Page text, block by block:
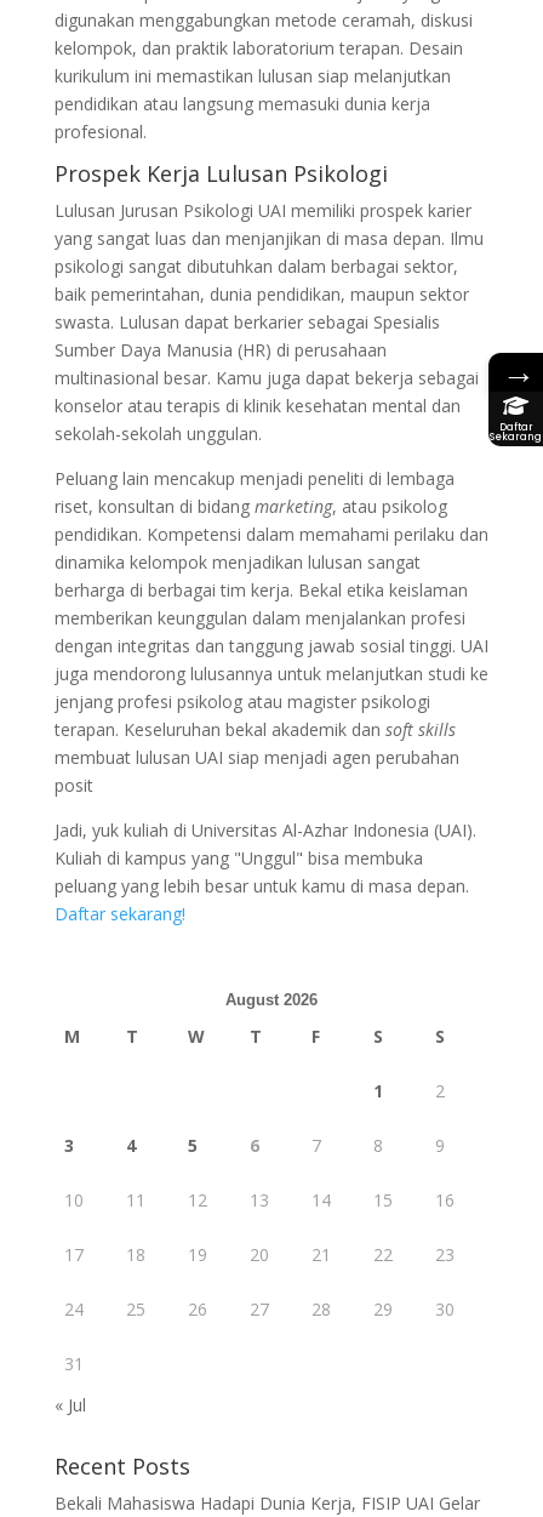
digunakan menggabungkan metode ceramah, diskusi
kelompok, dan praktik laboratorium terapan. Desain
kurikulum ini memastikan lulusan siap melanjutkan
pendidikan atau langsung memasuki dunia kerja
profesional.
Prospek Kerja Lulusan Psikologi
Lulusan Jurusan Psikologi UAI memiliki prospek karier
yang sangat luas dan menjanjikan di masa depan. Ilmu
psikologi sangat dibutuhkan dalam berbagai sektor,
baik pemerintahan, dunia pendidikan, maupun sektor
swasta. Lulusan dapat berkarier sebagai Spesialis
Sumber Daya Manusia (HR) di perusahaan
multinasional besar. Kamu juga dapat bekerja sebagai
konselor atau terapis di klinik kesehatan mental dan
sekolah-sekolah unggulan.
Peluang lain mencakup menjadi peneliti di lembaga
riset, konsultan di bidang marketing, atau psikolog
pendidikan. Kompetensi dalam memahami perilaku dan
dinamika kelompok menjadikan lulusan sangat
berharga di berbagai tim kerja. Bekal etika keislaman
memberikan keunggulan dalam menjalankan profesi
dengan integritas dan tanggung jawab sosial tinggi. UAI
juga mendorong lulusannya untuk melanjutkan studi ke
jenjang profesi psikolog atau magister psikologi
terapan. Keseluruhan bekal akademik dan soft skills
membuat lulusan UAI siap menjadi agen perubahan
posit
Jadi, yuk kuliah di Universitas Al-Azhar Indonesia (UAI).
Kuliah di kampus yang "Unggul" bisa membuka
peluang yang lebih besar untuk kamu di masa depan.
Daftar sekarang!
August 2026
M T W T F S S
1 2
3 4 5 6 7 8 9
10 11 12 13 14 15 16
17 18 19 20 21 22 23
24 25 26 27 28 29 30
31
« Jul
Recent Posts
Bekali Mahasiswa Hadapi Dunia Kerja, FISIP UAI Gelar
→
Daftar
Sekarang